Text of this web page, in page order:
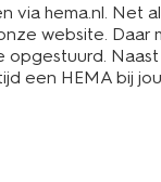
hema.nl. Net
website.
een HEMA bij